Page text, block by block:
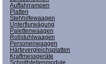
Auffahrrampen
Platten
Stehhilfewaagen
Unterflurwägung
Palettenwaagen
Rollstuhlwaagen
Personenwaagen
Härtevergleichsplatten
Kraftmessgeräte
Schnittstellenmodule